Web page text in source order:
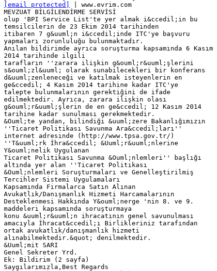
[email protected]
| www.evrim.com
MEVZUAT BİLGİLENDİRME SERVİSİ
olup 'BPI Service List'te yer almak i&ccedil;in bu
temsilcilerin de 23 Ekim 2014 tarihinden
itibaren 7 g&uuml;n i&ccedil;inde ITC'ye başvuru
yapmaları zorunluluğu bulunmaktadır.
Anılan bildirimde ayrıca soruşturma kapsamında 6 Kasım
2014 tarihinde ilgili
tarafların ''zarara ilişkin g&ouml;r&uuml;şlerini
s&ouml;zl&uuml; olarak sunabilecekleri bir konferans
d&uuml;zenleneceği ve katılmak isteyenlerin en
ge&ccedil; 4 Kasım 2014 tarihine kadar ITC'ye
talepte bulunmalarının gerektiğini de ifade
edilmektedir. Ayrıca, zarara ilişkin olası
g&ouml;r&uuml;şlerin de en ge&ccedil; 12 Kasım 2014
tarihine kadar sunulması gerekmektedir.
&Ouml;te yandan, bilindiği &uuml;zere Bakanlığımızın
''Ticaret Politikası Savunma Ara&ccedil;ları''
internet adresinde (http://www.tpsa.gov.tr/)
''T&uuml;rk İhra&ccedil; &Uuml;r&uuml;nlerine
Y&ouml;nelik Uygulanan
Ticaret Politikası Savunma &Ouml;nlemleri'' başlığı
altında yer alan ''Ticaret Politikası
&Ouml;nlemleri Soruşturmaları ve Genelleştirilmiş
Tercihler Sistemi Uygulamaları
Kapsamında Firmalarca Satın Alınan
Avukatlık/Danışmanlık Hizmeti Harcamalarının
Desteklenmesi Hakkında Y&ouml;nerge 'nin 8. ve 9.
maddeleri kapsamında soruşturmaya
konu &uuml;r&uuml;n ihracatının genel savunulması
amacıyla İhracat&ccedil;ı Birlikleriniz tarafından
ortak avukatlık/danışmanlık hizmeti
alınabilmektedir.&quot; denilmektedir.
&Uuml;mit SARI
Genel Sekreter Yrd.
Ek: Bildirim (2 sayfa)
Saygılarımızla,Best Regards